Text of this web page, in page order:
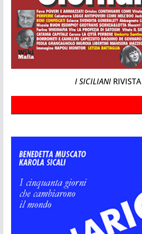
I SICILIANI RIVISTA